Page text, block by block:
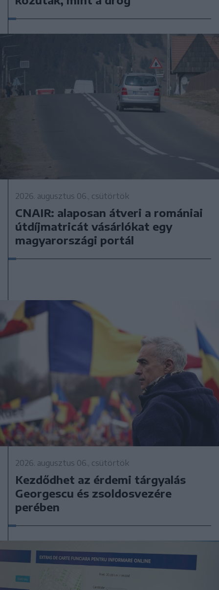
2026. augusztus 06., csütörtök
CNAIR: alaposan átveri a romániai
útdíjmatricát vásárlókat egy
magyarországi portál
2026. augusztus 06., csütörtök
Kezdődhet az érdemi tárgyalás
Georgescu és zsoldosvezére
perében